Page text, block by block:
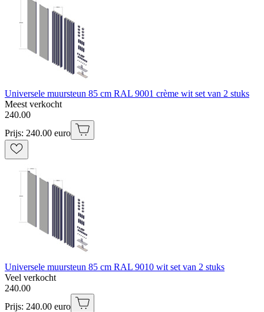
Universele muursteun 85 cm RAL 9001 crème wit set van 2 stuks
Meest verkocht
240.00
Prijs: 240.00 euro
Universele muursteun 85 cm RAL 9010 wit set van 2 stuks
Veel verkocht
240.00
Prijs: 240.00 euro